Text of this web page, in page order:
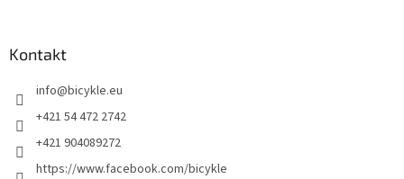
Kontakt
info@bicykle.eu
+421 54 472 2742
+421 904089272
https://www.facebook.com/bicykle